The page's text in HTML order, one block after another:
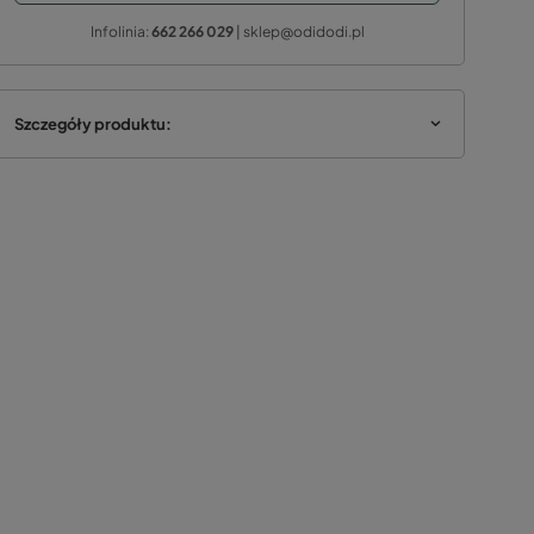
Infolinia: 662 266 029| sklep@odidodi.pl
Szczegóły produktu: